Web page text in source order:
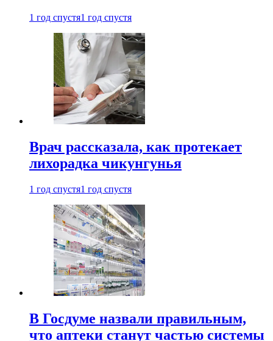
1 год спустя1 год спустя
Врач рассказала, как протекает
лихорадка чикунгунья
1 год спустя1 год спустя
В Госдуме назвали правильным,
что аптеки станут частью системы